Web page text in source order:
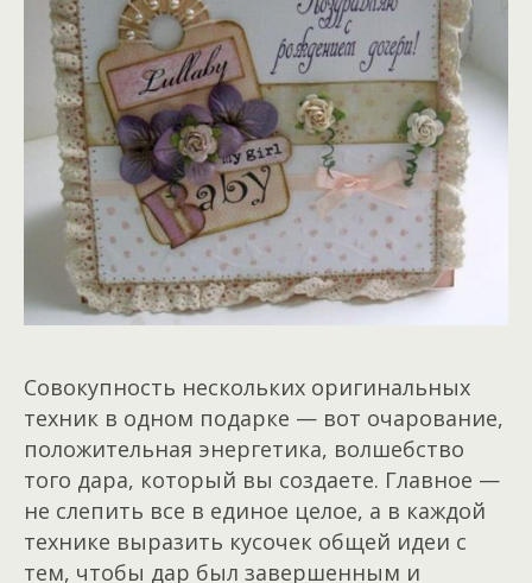
Совокупность нескольких оригинальных
техник в одном подарке — вот очарование,
положительная энергетика, волшебство
того дара, который вы создаете. Главное —
не слепить все в единое целое, а в каждой
технике выразить кусочек общей идеи с
тем, чтобы дар был завершенным и